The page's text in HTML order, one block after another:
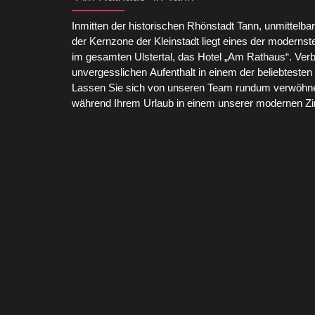
Inmitten der historischen Rhönstadt Tann,
der Kernzone der Kleinstadt liegt eines der
im gesamten Ulstertal, das Hotel „Am Rathaus“.
unvergesslichen Aufenthalt in einem der
Lassen Sie sich von unseren Team rundum
während Ihrem Urlaub in einem unserer modernen